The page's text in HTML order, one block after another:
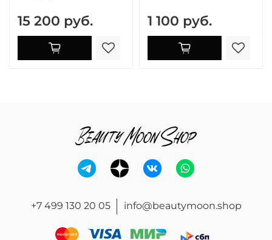
15 200 руб. 1 100 руб.
+7 499 130 20 05 info@beautymoon.shop